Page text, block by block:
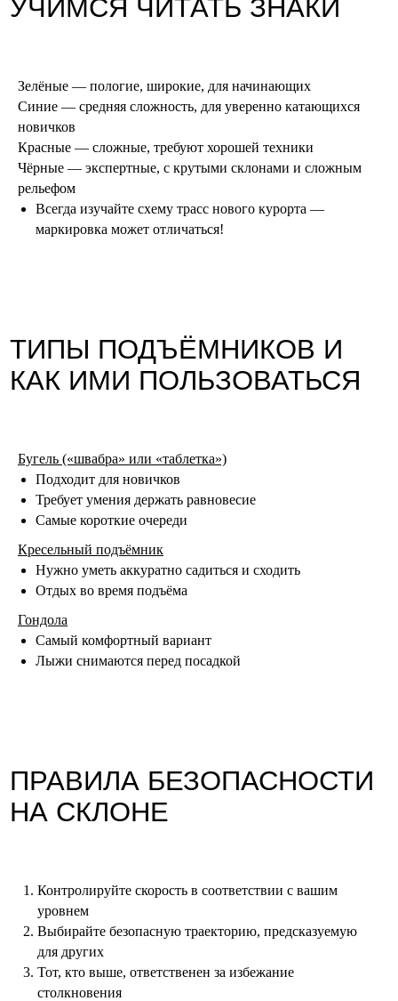
Зелёные — пологие, широкие, для начинающих
Синие — средняя сложность, для уверенно катающихся
новичков
Красные — сложные, требуют хорошей техники
Чёрные — экспертные, с крутыми склонами и сложным
рельефом
Всегда изучайте схему трасс нового курорта —
маркировка может отличаться!
Бугель («швабра» или «таблетка»)
Подходит для новичков
Требует умения держать равновесие
Самые короткие очереди
Кресельный подъёмник
Нужно уметь аккуратно садиться и сходить
Отдых во время подъёма
Гондола
Самый комфортный вариант
Лыжи снимаются перед посадкой
Контролируйте скорость в соответствии с вашим
уровнем
Выбирайте безопасную траекторию, предсказуемую
для других
Тот, кто выше, ответственен за избежание
столкновения
НОВИЧКОВ (ЧЕГО
ИЗБЕГАТЬ)